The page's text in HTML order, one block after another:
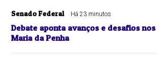
Senado Federal Há 23 minutos
Debate aponta avanços e desafios
Maria da Penha